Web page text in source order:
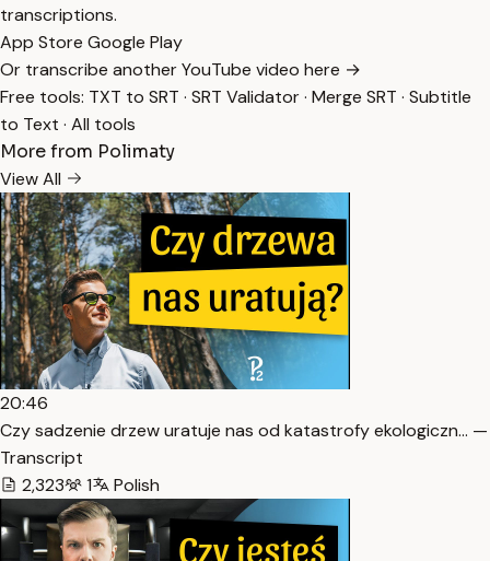
transcriptions.
App Store Google Play
Or transcribe another YouTube video here →
Free tools: TXT to SRT · SRT Validator· Merge SRT · Subtitle
to Text · All tools
More from Polimaty
View All
20:46
Czy sadzenie drzew uratuje nas od katastrofy ekologiczn… —
Transcript
2,323
1 Polish